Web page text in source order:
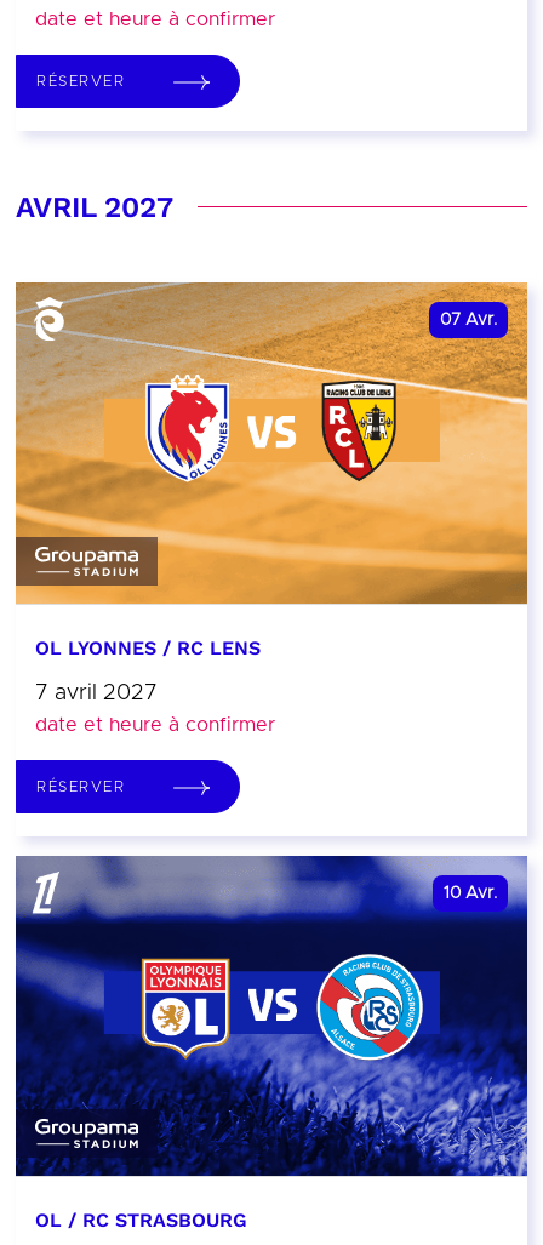
date et heure à confirmer
RÉSERVER
AVRIL 2027
07 Avr.
OL LYONNES / RC LENS
7 avril 2027
date et heure à confirmer
RÉSERVER
10 Avr.
OL / RC STRASBOURG